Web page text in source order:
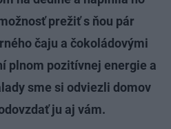
prežiť s ňou pár
čaju a čokoládovými
plnom pozitívnej energie a
sme si odviezli domov
ju aj vám.